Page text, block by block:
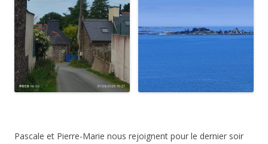
Pascale et Pierre-Marie nous rejoignent pour le dernier soir